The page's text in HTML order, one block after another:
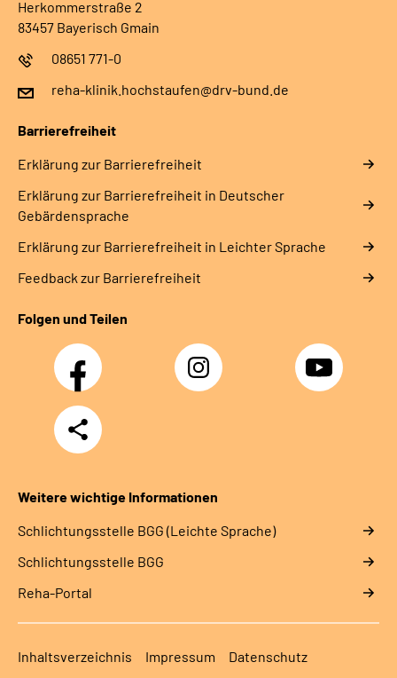
Herkommerstraße 2
83457 Bayerisch Gmain
08651 771-0
reha-klinik.hochstaufen@drv-bund.de
Barrierefreiheit
Erklärung zur Barrierefreiheit
Erklärung zur Barrierefreiheit in Deutscher
Gebärdensprache
Erklärung zur Barrierefreiheit in Leichter Sprache
Feedback zur Barrierefreiheit
Folgen und Teilen
Facebook Instagram YouTube
Teilen
Weitere wichtige Informationen
Schlich­tungs­stel­le BGG (Leichte Sprache)
Schlich­tungs­stel­le BGG
Reha-Portal
Inhaltsverzeichnis Impressum Datenschutz